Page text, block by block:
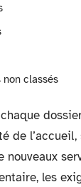
classés
de l’accueil,
nouveaux
les